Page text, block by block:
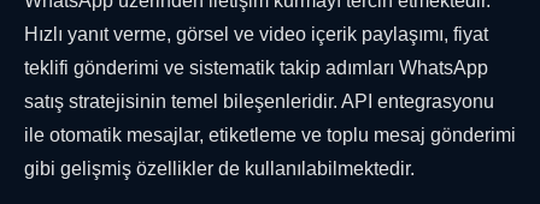
Hızlı yanıt verme, görsel ve video içerik paylaşımı, fiyat
teklifi gönderimi ve sistematik takip adımları WhatsApp
satış stratejisinin temel bileşenleridir. API entegrasyonu
ile otomatik mesajlar, etiketleme ve toplu mesaj gönderimi
gibi gelişmiş özellikler de kullanılabilmektedir.